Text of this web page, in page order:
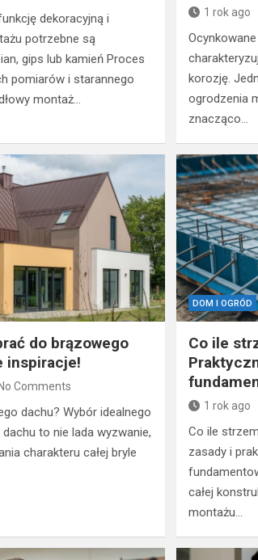
dekoracyjną i
potrzebne są
gips lub kamień Proces
pomiarów i starannego
montaż…
1 rok ago
korozję.
ogrodzenia
znacząco…
do brązowego
inspiracje!
No Comments
dachu? Wybór idealnego
to nie lada wyzwanie,
charakteru całej bryle
DOM I OGRÓD
Co ile
1 rok ago
Co ile
zasady i
całej
montażu…